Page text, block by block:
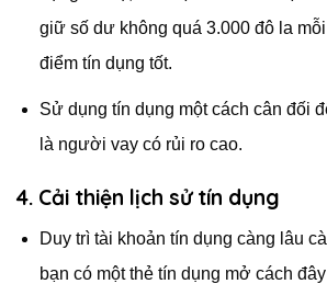
giữ số dư không quá 3.000 đô la
điểm tín dụng tốt.
Sử dụng tín dụng một cách cân đối
là người vay có rủi ro cao.
4. Cải thiện lịch sử tín dụng
Duy trì tài khoản tín dụng càng lâu
bạn có một thẻ tín dụng mở cách